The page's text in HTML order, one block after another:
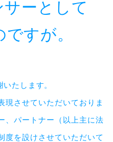
ーとして
すが。
たします。
現させていただいておりま
、パートナー（以上主に法
度を設けさせていただいて